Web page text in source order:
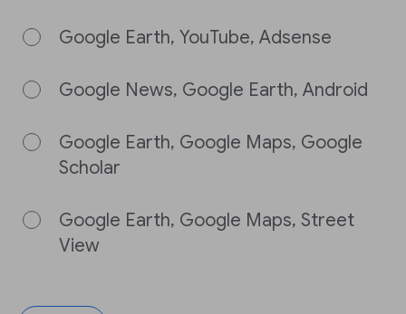
Google Earth, YouTube, Adsense
Google News, Google Earth, Android
Google Earth, Google Maps, Google
Scholar
Google Earth, Google Maps, Street
View